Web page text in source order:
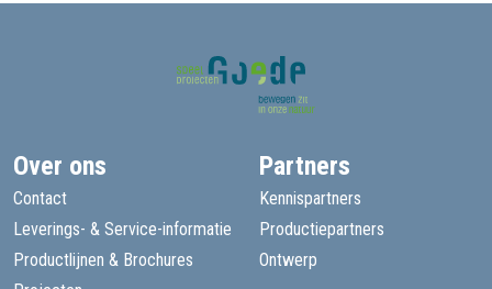
Over ons
Contact
Leverings- & Service-informatie
Productlijnen & Brochures
Partners
Kennispartners
Productiepartners
Ontwerp